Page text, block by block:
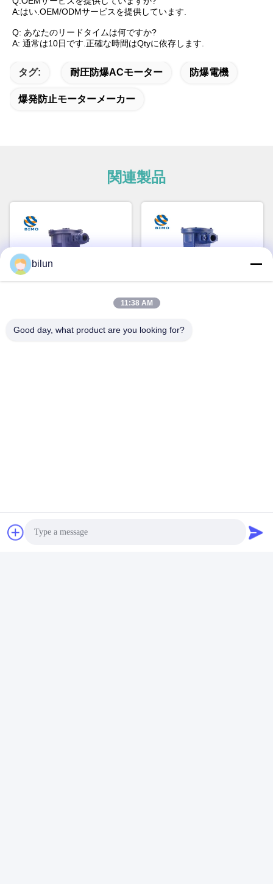
A:はい.OEM/ODMサービスを提供しています.
Q: あなたのリードタイムは何ですか?
A: 通常は10日です.正確な時間はQtyに依存します.
タグ: 耐圧防爆ACモーター 防爆電機
爆発防止モーターメーカー
関連製品
YBE4-315M 132kw 防爆モー
Ybx4 75KW 3相アシンクロン
IP55 YB3 防爆モーター メー
YB3 18.5kw 防爆電動モータ
bilun
11:38 AM
Good day, what product are you looking for?